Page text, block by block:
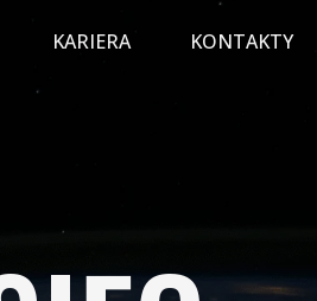
KARIERA KONTAKTY